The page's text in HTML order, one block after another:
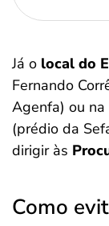
Já o local do
Fernando
Agenfa) ou na
(prédio da
dirigir às
Como